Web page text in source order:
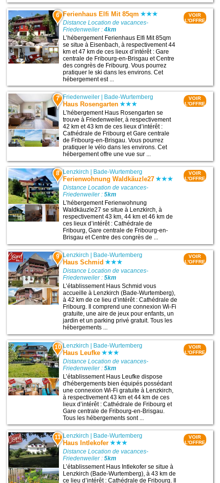
6 Ferienhaus Elfi Mit 85qm
Distance Location de vacances-
Friedenweiler :4km
L’hébergement Ferienhaus Elfi Mit 85qm
se situe à Eisenbach, à respectivement 44
km et 47 km de ces lieux d’intérêt : Gare
centrale de Fribourg-en-Brisgau et Centre
des congrès de Fribourg. Vous pourrez
pratiquer le ski dans les environs. Cet
hébergement est ...
VOIR
L'OFFRE
7 Friedenweiler Bade-Wurtemberg
Haus Rosengarten
L’hébergement Haus Rosengarten se
trouve à Friedenweiler, à respectivement
42 km et 43 km de ces lieux d’intérêt :
Cathédrale de Fribourg et Gare centrale
de Fribourg-en-Brisgau. Vous pourrez
pratiquer le vélo dans les environs. Cet
hébergement offre une vue sur ...
VOIR
L'OFFRE
8 Lenzkirch Bade-Wurtemberg
Ferienwohnung Waldkäuzle27
Distance Location de vacances-
Friedenweiler :5km
L’hébergement Ferienwohnung
Waldkäuzle27 se situe à Lenzkirch, à
respectivement 43 km, 44 km et 46 km de
ces lieux d’intérêt : Cathédrale de
Fribourg, Gare centrale de Fribourg-en-
Brisgau et Centre des congrès de ...
VOIR
L'OFFRE
9 Lenzkirch Bade-Wurtemberg
Haus Schmid
Distance Location de vacances-
Friedenweiler :5km
L’établissement Haus Schmid vous
accueille à Lenzkirch (Bade-Wurtemberg),
à 42 km de ce lieu d’intérêt : Cathédrale de
Fribourg. Il comprend une connexion Wi-Fi
gratuite, une aire de jeux pour enfants, un
jardin et un parking privé gratuit. Tous les
hébergements ...
VOIR
L'OFFRE
10 Lenzkirch | Bade-Wurtemberg
Haus Leufke
Distance Location de vacances-
Friedenweiler :5km
L’établissement Haus Leufke dispose
d'hébergements bien équipés possédant
une connexion Wi-Fi gratuite à Lenzkirch,
à respectivement 43 km et 44 km de ces
lieux d’intérêt : Cathédrale de Fribourg et
Gare centrale de Fribourg-en-Brisgau.
Tous les hébergements sont ...
VOIR
L'OFFRE
11 Lenzkirch | Bade-Wurtemberg
Haus Intlekofer
Distance Location de vacances-
Friedenweiler :5km
L’établissement Haus Intlekofer se situe à
Lenzkirch (Bade-Wurtemberg), à 43 km de
ce lieu d’intérêt : Cathédrale de Fribourg. Il
VOIR
L'OFFRE